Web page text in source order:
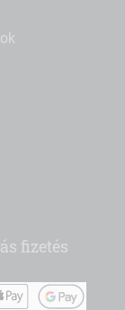
fizetés